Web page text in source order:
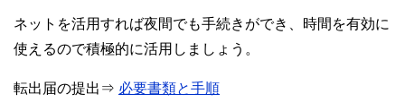
ネットを活用すれば夜間でも手続きができ、時間を有効に
使えるので積極的に活用しましょう。
転出届の提出⇒ 必要書類と手順